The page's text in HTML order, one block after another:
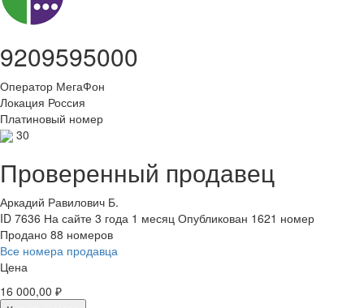
9209595000
Оператор МегаФон
Локация Россия
Платиновый номер
30
Проверенный продавец
Аркадий Равилович Б.
ID 7636 На сайте 3 года 1 месяц Опубликован 1621 номер
Продано 88 номеров
Все номера продавца
Цена
16 000,00 ₽